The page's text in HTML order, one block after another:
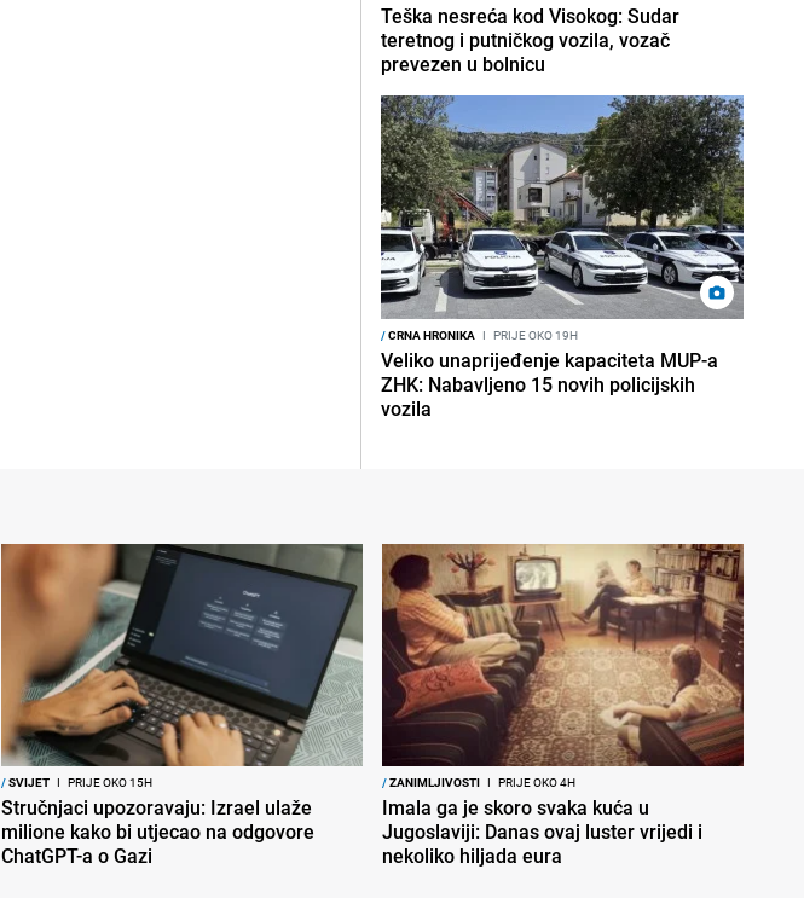
Teška nesreća kod Visokog: Sudar
teretnog i putničkog vozila, vozač
prevezen u bolnicu
/CRNA HRONIKA I PRIJE OKO 19H
Veliko unaprijeđenje kapaciteta MUP-a
ZHK: Nabavljeno 15 novih policijskih
vozila
/SVIJET I PRIJE OKO 15H
Stručnjaci upozoravaju: Izrael ulaže
milione kako bi utjecao na odgovore
ChatGPT-a o Gazi
/ZANIMLJIVOSTI I PRIJE OKO 4H
Imala ga je skoro svaka kuća u
Jugoslaviji: Danas ovaj luster vrijedi i
nekoliko hiljada eura